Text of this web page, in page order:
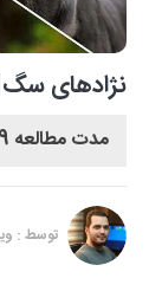
نژادهای سگ|
مدت مطالعه 9 دقیقه
توسط :